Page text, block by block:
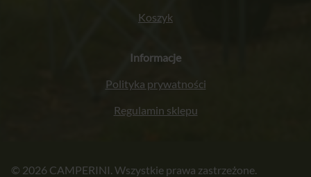
Koszyk
Informacje
Polityka prywatności
Regulamin sklepu
© 2026 CAMPERINI. Wszystkie prawa zastrzeżone.
Italiano